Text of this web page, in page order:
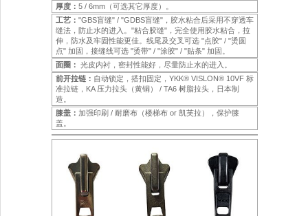
厚度： 5 / 6mm（可选其它厚度）。
工艺： "GBS盲缝" / "GDBS盲缝"，胶水粘合后采用不穿透车
缝法，防止水的进入。"粘合胶缝"，完全使用胶水粘合，拉
伸，防水及牢固性能更佳。线尾及交叉可选 "点胶" / "烫圆
点" 加固，接缝线可选 "烫带" / "涂胶" / "贴条" 加固。
面圈： 光皮内衬，密封性能好，尽量防止水的进入。
前开拉链： 自动锁定，搭扣固定，YKK® VISLON® 10VF 标
准拉链，KA 压力拉头（黄铜） / TA6 树脂拉头，日本制
造。
膝盖： 加强印刷 / 耐磨布（楼梯布 or 凯芙拉），保护膝
盖。